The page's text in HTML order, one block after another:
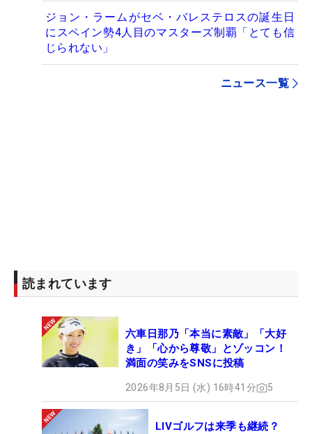
ジョン・ラームがセベ・バレステロスの誕生日
にスペイン勢4人目のマスターズ制覇「とても信
じられない」
ニュース一覧
読まれています
六車日那乃「本当に素敵」「大好
き」「心から尊敬」とゾッコン！
満面の笑みをSNSに投稿
2026年8月5日 (水) 16時41分 5
LIVゴルフは来季も継続？